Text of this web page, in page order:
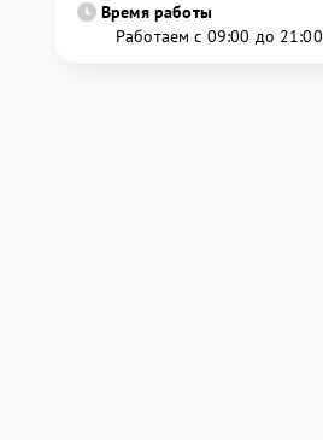
Время работы
Работаем с 09:00 до 21:00